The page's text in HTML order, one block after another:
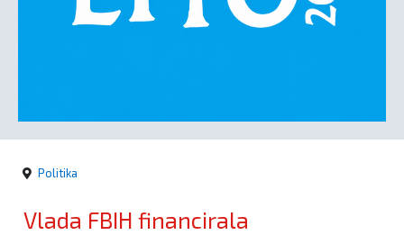
Crna
Politika
Vlada FBIH financirala